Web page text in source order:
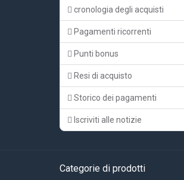
cronologia degli acquisti
Pagamenti ricorrenti
Punti bonus
Resi di acquisto
Storico dei pagamenti
Iscriviti alle notizie
Categorie di prodotti